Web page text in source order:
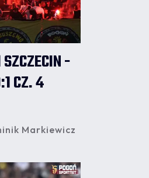
-
CZ. 4
Markiewicz